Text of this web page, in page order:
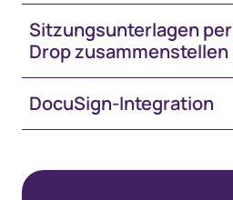
Sitzungsunterlagen
Drop zusammenstellen
DocuSign-Integration